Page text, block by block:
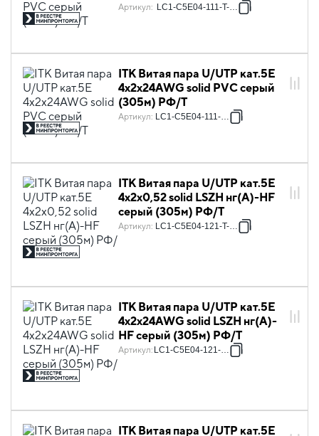
Артикул: LC1-C5E04-111-T-P-R
ITK Витая пара U/UTP кат.5E
4х2х24AWG solid PVC серый
(305м) РФ/Т
Артикул: LC1-C5E04-111-T-R
ITK Витая пара U/UTP кат.5E
4х2х0,52 solid LSZH нг(А)-HF
серый (305м) РФ/Т
Артикул: LC1-C5E04-121-T-P-R
ITK Витая пара U/UTP кат.5E
4х2х24AWG solid LSZH нг(А)-
HF серый (305м) РФ/Т
Артикул: LC1-C5E04-121-T-R
ITK Витая пара U/UTP кат.5E